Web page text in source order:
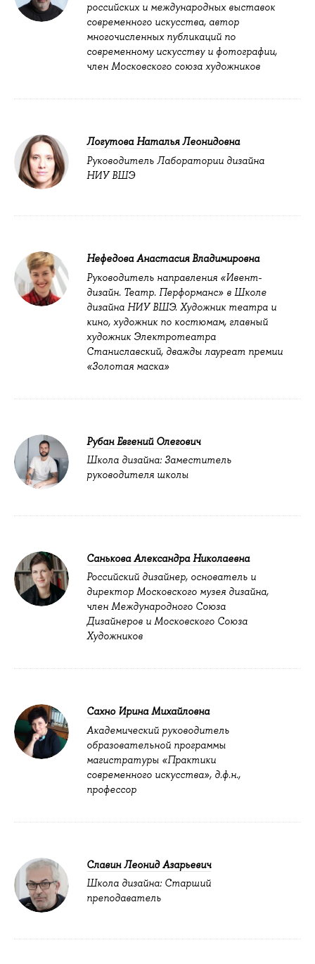
российских и международных выставок
современного искусства, автор
многочисленных публикаций по
современному искусству и фотографии,
член Московского союза художников
Логутова Наталья Леонидовна
Руководитель Лаборатории дизайна
НИУ ВШЭ
Нефедова Анастасия Владимировна
Руководитель направления «Ивент-
дизайн. Театр. Перформанс» в Школе
дизайна НИУ ВШЭ. Художник театра и
кино, художник по костюмам, главный
художник Электротеатра
Станиславский, дважды лауреат премии
«Золотая маска»
Рубан Евгений Олегович
Школа дизайна: Заместитель
руководителя школы
Санькова Александра Николаевна
Российский дизайнер, основатель и
директор Московского музея дизайна,
член Международного Союза
Дизайнеров и Московского Союза
Художников
Сахно Ирина Михайловна
Академический руководитель
образовательной программы
магистратуры «Практики
современного искусства», д.ф.н.,
профессор
Славин Леонид Азарьевич
Школа дизайна: Старший
преподаватель